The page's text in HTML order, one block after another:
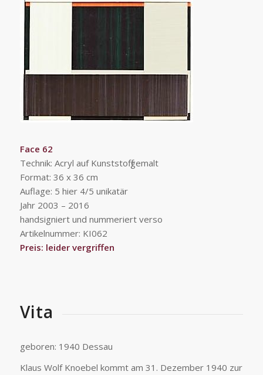
Face 62
Technik: Acryl auf Kunststoff gemalt
Format: 36 x 36 cm
Auflage: 5 hier 4/5 unikatär
Jahr 2003 – 2016
handsigniert und nummeriert verso
Artikelnummer: KI062
Preis: leider vergriffen
Vita
geboren: 1940 Dessau
Klaus Wolf Knoebel kommt am 31. Dezember 1940 zur